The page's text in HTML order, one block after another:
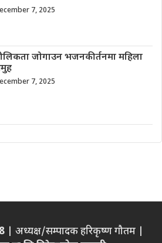
7, 2025
जोगाउन भजनकीर्तनमा महिला
7, 2025
| अध्यक्ष/सम्पादक हरिकृष्ण गौतम |